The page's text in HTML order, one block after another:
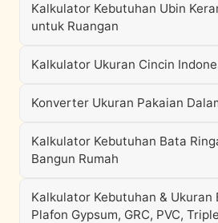
Kalkulator Kebutuhan Ubin
untuk Ruangan
Kalkulator Ukuran Cincin
Konverter Ukuran Pakaian
Kalkulator Kebutuhan Bata
Bangun Rumah
Kalkulator Kebutuhan & Ukuran
Plafon Gypsum, GRC, PVC,